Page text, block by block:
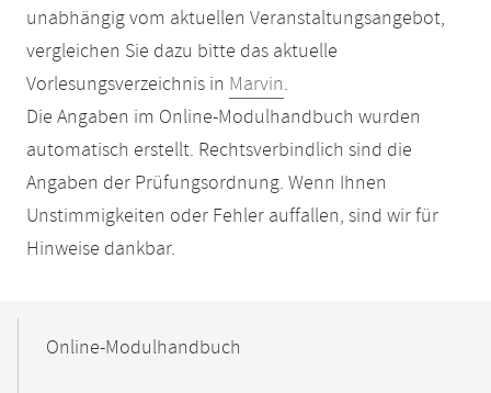
unabhängig vom aktuellen Veranstaltungsangebot,
vergleichen Sie dazu bitte das aktuelle
Vorlesungsverzeichnis in Marvin.
Die Angaben im Online-Modulhandbuch wurden
automatisch erstellt. Rechtsverbindlich sind die
Angaben der Prüfungsordnung. Wenn Ihnen
Unstimmigkeiten oder Fehler auffallen, sind wir für
Hinweise dankbar.
NavigationOnline-Modulhandbuch